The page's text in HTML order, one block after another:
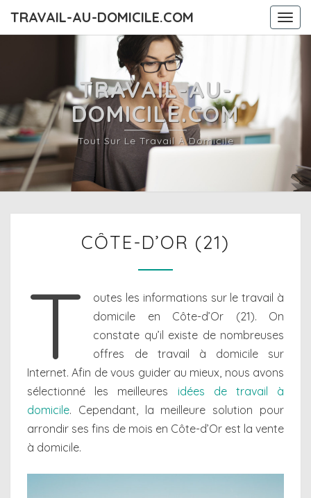
TRAVAIL-AU-DOMICILE.COM
TRAVAIL-AU-
DOMICILE.COM
Tout Sur Le Travail À Domicile
D’OR
CÔTE-D’OR (21)
T
outes les informations sur le travail à
domicile en Côte-d’Or (21). On
constate qu’il existe de nombreuses
offres de travail à domicile sur
Internet. Afin de vous guider au mieux, nous avons
sélectionné les meilleures idées de travail à
domicile. Cependant, la meilleure solution pour
arrondir ses fins de mois en Côte-d’Or est la vente
à domicile.